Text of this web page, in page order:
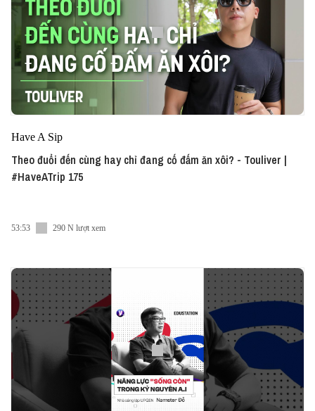
Have A Sip
Theo đuổi đến cùng hay chỉ đang cố đấm ăn xôi? - Touliver |
#HaveATrip 175
53:53 290 N lượt xem